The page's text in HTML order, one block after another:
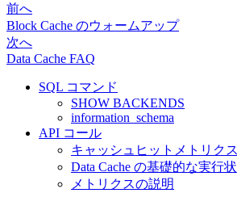
前へ
Block Cache のウォームアップ
次へ
Data Cache FAQ
SQL コマンド
SHOW BACKENDS
information_schema
API コール
キャッシュヒットメトリク
Data Cache の基礎的な実行
メトリクスの説明